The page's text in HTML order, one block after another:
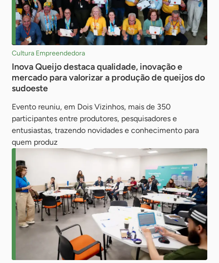
Cultura Empreendedora
Inova Queijo destaca qualidade, inovação e
mercado para valorizar a produção de queijos do
sudoeste
Evento reuniu, em Dois Vizinhos, mais de 350
participantes entre produtores, pesquisadores e
entusiastas, trazendo novidades e conhecimento para
quem produz